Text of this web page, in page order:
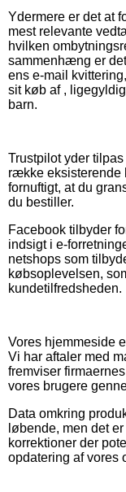
Ydermere er det at
mest relevante
hvilken
sammenhæng er
ens e-mail
sit køb af ,
barn.
Trustpilot yder
række eksisterende
fornuftigt, at du
du bestiller.
Facebook tilbyder
indsigt i e-
netshops som
købsoplevelsen,
kundetilfredsheden.
Vores hjemmeside
Vi har aftaler med
fremviser
vores brugere
Data omkring
løbende, men det
korrektioner der
opdatering af vores